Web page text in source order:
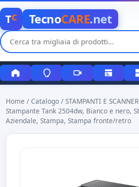
Tc TecnoCARE.net
Home / Catalogo / STAMPANTI E SCANNER
Stampante Tank 2504dw, Bianco e nero,
Aziendale, Stampa, Stampa fronte/retro